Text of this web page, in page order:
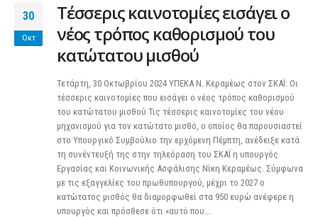
30
Οκτ
Τέσσερις καινοτομίες εισάγει ο
νέος τρόπος καθορισμού του
κατώτατου μισθού
Τετάρτη, 30 Οκτωβρίου 2024 ΥΠΕΚΑ Ν. Κεραμέως στον ΣΚΑΪ: Οι
τέσσερις καινοτομίες που εισάγει ο νέος τρόπος καθορισμού
του κατώτατου μισθού Τις τέσσερις καινοτομίες του νέου
μηχανισμού για τον κατώτατο μισθό, ο οποίος θα παρουσιαστεί
στο Υπουργικό Συμβούλιο την ερχόμενη Πέμπτη, ανέδειξε κατά
τη συνέντευξή της στην τηλεόραση του ΣΚΑΪ η υπουργός
Εργασίας και Κοινωνικής Ασφάλισης Νίκη Κεραμέως. Σύμφωνα
με τις εξαγγελίες του πρωθυπουργού, μέχρι το 2027 ο
κατώτατος μισθός θα διαμορφωθεί στα 950 ευρώ ανέφερε η
υπουργός και πρόσθεσε ότι «αυτό που...